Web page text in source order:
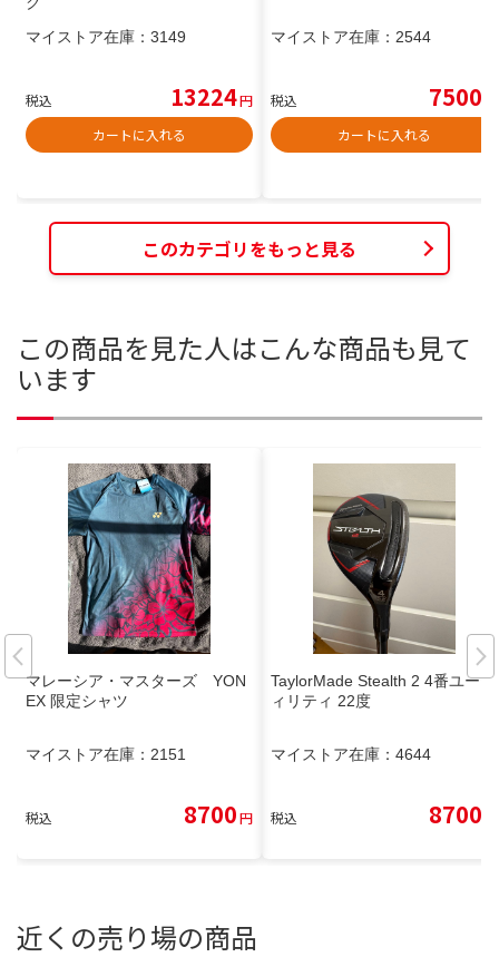
マイストア在庫： 3149
税込 13224円
カートに入れる
マイストア在庫： 2544
税込 7500
カートに入れる
このカテゴリをもっと見る
この商品を見た人はこんな商品も見て
います
マレーシア・マスターズ YON
EX 限定シャツ
マイストア在庫： 2151
税込 8700円
TaylorMade Stealth 2 4番ユーテ
ィリティ 22度
マイストア在庫： 4644
税込 8700
近くの売り場の商品